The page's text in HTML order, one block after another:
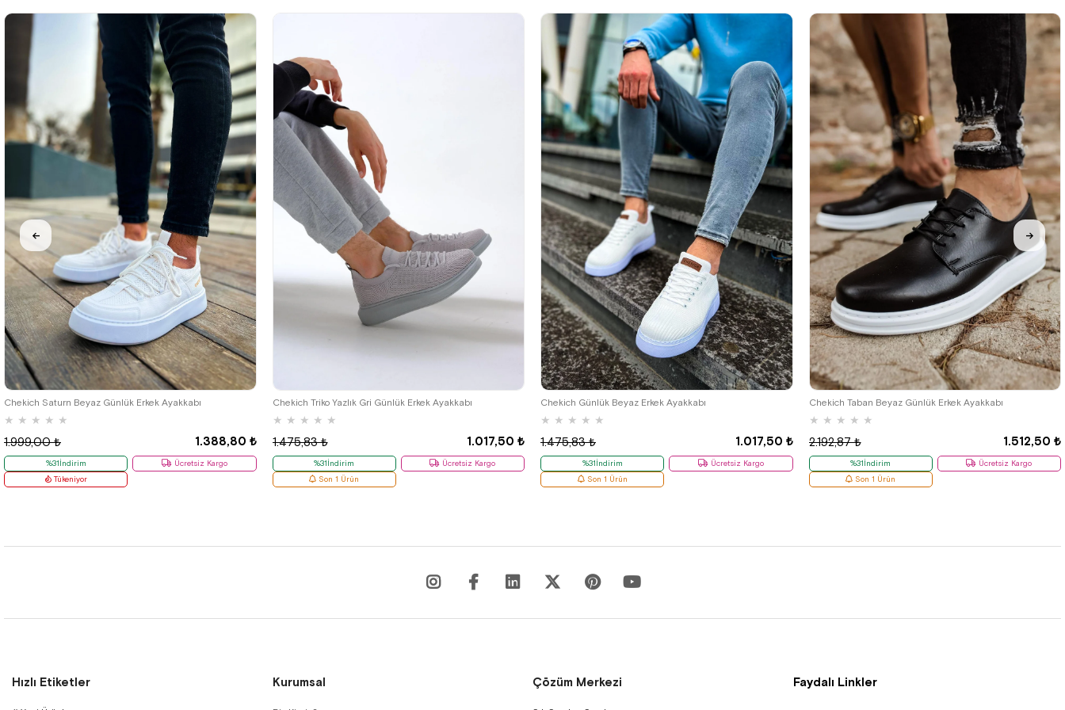
%31İndirim
Ücretsiz
Kargo
Ücretsiz
Kargo
%31İndirim
Ücretsiz
Kargo
%31İndirim
Ücretsiz
Kargo
%31İndirim
Ücretsiz
Chekich Saturn Beyaz Günlük Erkek Ayakkabı
★ ★ ★ ★ ★
1.388,80 ₺
1.999,00 ₺
%31İndirim
Ücretsiz Kargo
Tükeniyor
40 42
Chekich Triko Yazlık Gri Günlük Erkek Ayakkabı
★ ★ ★ ★ ★
1.017,50 ₺
1.475,83 ₺
%31İndirim
Ücretsiz Kargo
Son 1 Ürün
Chekich Günlük Beyaz Erkek Ayakkabı
★ ★ ★ ★ ★
1.017,50 ₺
1.475,83 ₺
%31İndirim
Ücretsiz Kargo
Son 1 Ürün
41
Chekich Taban Beyaz Günlük Erkek Ayakkabı
★ ★ ★ ★ ★
1.512,50 ₺
2.192,87 ₺
%31İndirim
Ücretsiz Kargo
Son 1 Ürün
38
Hızlı Etiketler Kurumsal Çözüm Merkezi Faydalı Linkler